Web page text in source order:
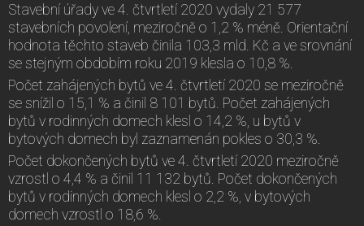
Stavební úřady ve 4. čtvrtletí 2020 vydaly 21 577
stavebních povolení, meziročně o 1,2 % méně. Orientační
hodnota těchto staveb činila 103,3 mld. Kč a ve srovnání
se stejným obdobím roku 2019 klesla o 10,8 %.
Počet zahájených bytů ve 4. čtvrtletí 2020 se meziročně
se snížil o 15,1 % a činil 8 101 bytů. Počet zahájených
bytů v rodinných domech klesl o 14,2 %, u bytů v
bytových domech byl zaznamenán pokles o 30,3 %.
Počet dokončených bytů ve 4. čtvrtletí 2020 meziročně
vzrostl o 4,4 % a činil 11 132 bytů. Počet dokončených
bytů v rodinných domech klesl o 2,2 %, v bytových
domech vzrostl o 18,6 %.